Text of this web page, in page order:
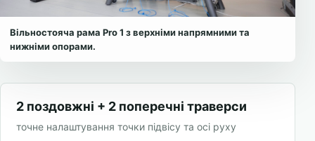
Вільностояча рама Pro 1 з верхніми напрямними та
нижніми опорами.
2 поздовжні + 2 поперечні траверси
точне налаштування точки підвісу та осі руху